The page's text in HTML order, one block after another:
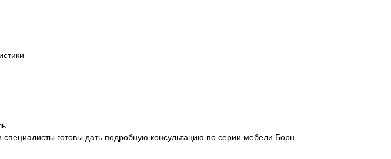
готовы дать подробную консультацию по серии мебели Борн,